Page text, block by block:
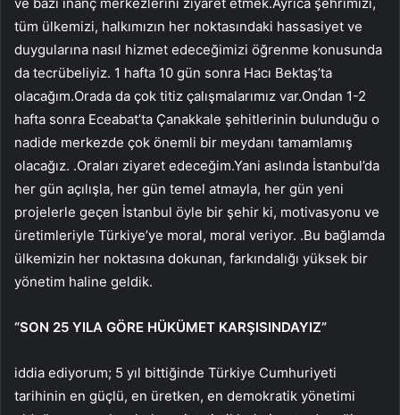
tüm ülkemizi, halkımızın her noktasındaki hassasiyet ve
duygularına nasıl hizmet edeceğimizi öğrenme konusunda
da tecrübeliyiz. 1 hafta 10 gün sonra Hacı Bektaş’ta
olacağım.Orada da çok titiz çalışmalarımız var.Ondan 1-2
hafta sonra Eceabat’ta Çanakkale şehitlerinin bulunduğu o
nadide merkezde çok önemli bir meydanı tamamlamış
olacağız. .Oraları ziyaret edeceğim.Yani aslında İstanbul’da
her gün açılışla, her gün temel atmayla, her gün yeni
projelerle geçen İstanbul öyle bir şehir ki, motivasyonu ve
üretimleriyle Türkiye’ye moral, moral veriyor. .Bu bağlamda
ülkemizin her noktasına dokunan, farkındalığı yüksek bir
yönetim haline geldik.
“SON 25 YILA GÖRE HÜKÜMET KARŞISINDAYIZ”
iddia ediyorum; 5 yıl bittiğinde Türkiye Cumhuriyeti
tarihinin en güçlü, en üretken, en demokratik yönetimi